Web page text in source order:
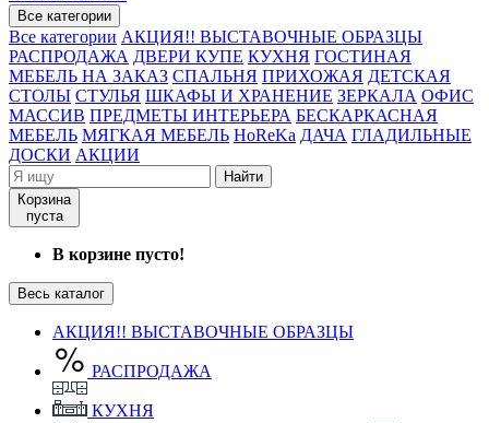
Все категории
Все категории АКЦИЯ!! ВЫСТАВОЧНЫЕ ОБРАЗЦЫ
РАСПРОДАЖА ДВЕРИ КУПЕ КУХНЯ ГОСТИНАЯ
МЕБЕЛЬ НА ЗАКАЗ СПАЛЬНЯ ПРИХОЖАЯ ДЕТСКАЯ
СТОЛЫ СТУЛЬЯ ШКАФЫ И ХРАНЕНИЕ ЗЕРКАЛА ОФИС
МАССИВ ПРЕДМЕТЫ ИНТЕРЬЕРА БЕСКАРКАСНАЯ
МЕБЕЛЬ МЯГКАЯ МЕБЕЛЬ HoReKa ДАЧА ГЛАДИЛЬНЫЕ
ДОСКИ АКЦИИ
Найти
Корзина
пуста
В корзине пусто!
Весь каталог
АКЦИЯ!! ВЫСТАВОЧНЫЕ ОБРАЗЦЫ
РАСПРОДАЖА
КУХНЯ